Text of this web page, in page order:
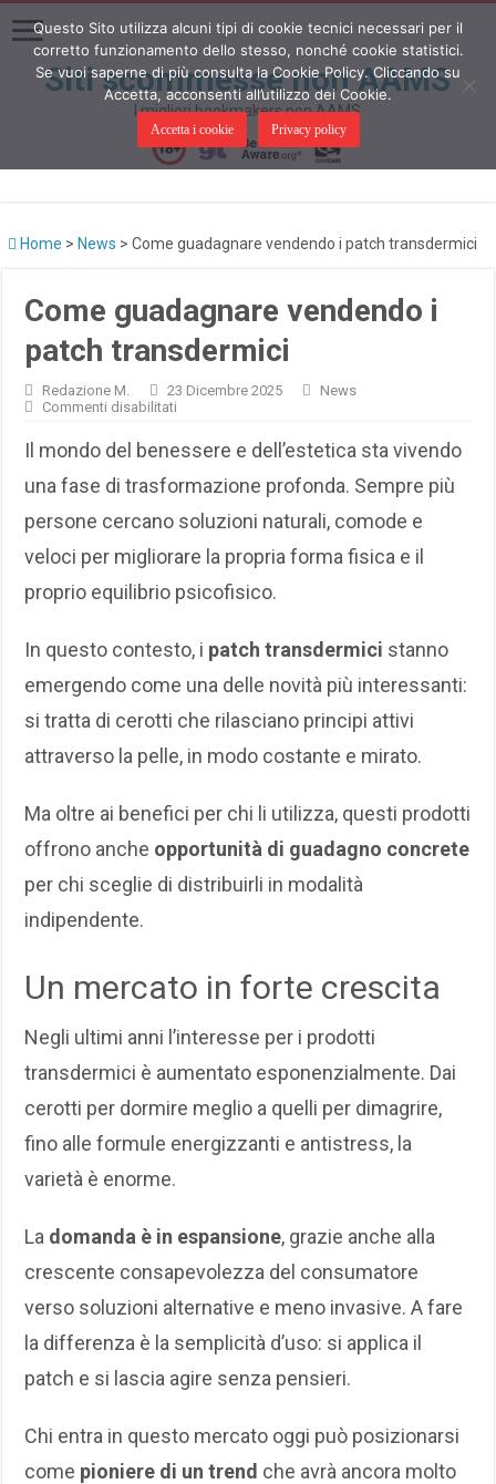
Siti scommesse non AAMS
I migliori bookmakers non AAMS
Home > News > Come guadagnare vendendo i patch transdermici
Come guadagnare vendendo i
patch transdermici
Redazione M. 23 Dicembre 2025
News
Commenti disabilitati
vendendo
patch
Il mondo del benessere e dell’estetica sta vivendo
una fase di trasformazione profonda. Sempre più
persone cercano soluzioni naturali, comode e
veloci per migliorare la propria forma fisica e il
proprio equilibrio psicofisico.
In questo contesto, i patch transdermici stanno
emergendo come una delle novità più interessanti:
si tratta di cerotti che rilasciano principi attivi
attraverso la pelle, in modo costante e mirato.
Ma oltre ai benefici per chi li utilizza, questi prodotti
offrono anche opportunità di guadagno concrete
per chi sceglie di distribuirli in modalità
indipendente.
Un mercato in forte crescita
Negli ultimi anni l’interesse per i prodotti
transdermici è aumentato esponenzialmente. Dai
cerotti per dormire meglio a quelli per dimagrire,
fino alle formule energizzanti e antistress, la
varietà è enorme.
La domanda è in espansione, grazie anche alla
crescente consapevolezza del consumatore
verso soluzioni alternative e meno invasive. A fare
la differenza è la semplicità d’uso: si applica il
patch e si lascia agire senza pensieri.
Chi entra in questo mercato oggi può posizionarsi
come pioniere di un trend che avrà ancora molto
Questo Sito utilizza alcuni tipi di cookie tecnici necessari per il
corretto funzionamento dello stesso, nonché cookie statistici.
Se vuoi saperne di più consulta la Cookie Policy. Cliccando su
Accetta, acconsenti all’utilizzo dei Cookie.
Accetta i cookie Privacy policy